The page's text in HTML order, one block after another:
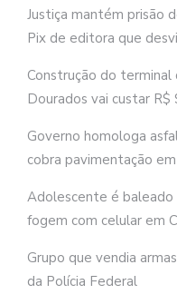
Justiça mantém prisão
Pix de editora que
Construção do
Dourados vai custar R$
Governo homologa
cobra pavimentação
Adolescente é baleado
fogem com celular em
Grupo que vendia
da Polícia Federal